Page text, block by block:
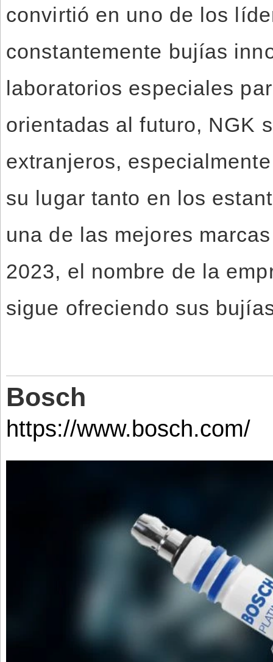
convirtió en uno de los
constantemente bujías
laboratorios especiales
orientadas al futuro, NGK
extranjeros,
su lugar tanto en los
una de las mejores
2023, el nombre de la
sigue ofreciendo sus
Bosch
https://www.bosch.com/